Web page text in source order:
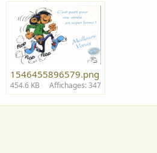
1546455896579.png
454.6 KB Affichages: 347